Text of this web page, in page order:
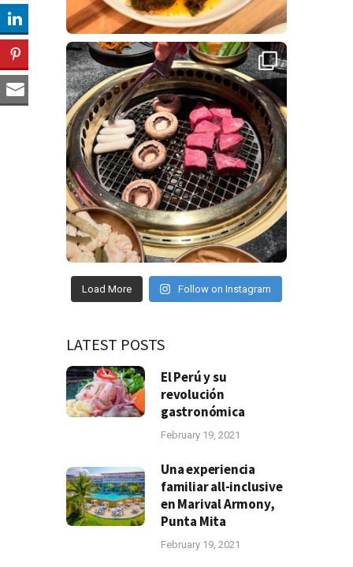
Load More Follow on Instagram
LATEST POSTS
El Perú y su
revolución
gastronómica
February 19, 2021
Una experiencia
familiar all-inclusive
en Marival Armony,
Punta Mita
February 19, 2021